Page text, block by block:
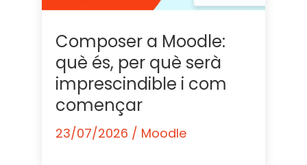
Composer a Moodle:
què és, per què serà
imprescindible i com
començar
23/07/2026 / Moodle